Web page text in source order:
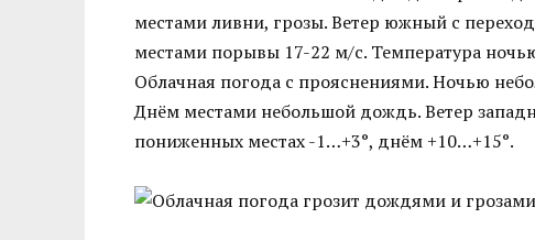
местами ливни, грозы. Ветер южный с
местами порывы 17-22 м/с. Температура
Облачная погода с прояснениями. Ночью
Днём местами небольшой дождь. Ветер
пониженных местах -1…+3°, днём +10…+15°.